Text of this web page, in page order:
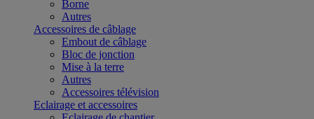
Borne
Autres
Accessoires de câblage
Embout de câblage
Bloc de jonction
Mise à la terre
Autres
Accessoires télévision
Eclairage et accessoires